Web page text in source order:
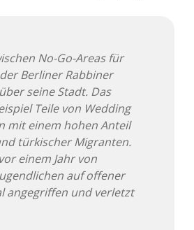
No-Go-Areas für
Berliner Rabbiner
seine Stadt. Das
Teile von Wedding
mit einem hohen Anteil
türkischer Migranten.
einem Jahr von
auf offener
angegriffen und verletzt